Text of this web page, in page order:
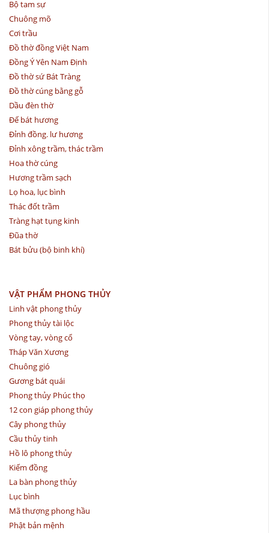
Bộ tam sự
Chuông mõ
Cơi trầu
Đồ thờ đồng Việt Nam
Đồng Ý Yên Nam Định
Đồ thờ sứ Bát Tràng
Đồ thờ cúng bằng gỗ
Dầu đèn thờ
Đế bát hương
Đỉnh đồng. lư hương
Đỉnh xông trầm, thác trầm
Hoa thờ cúng
Hương trầm sạch
Lọ hoa, lục bình
Thác đốt trầm
Tràng hạt tụng kinh
Đũa thờ
Bát bửu (bộ binh khí)
VẬT PHẨM PHONG THỦY
Linh vật phong thủy
Phong thủy tài lộc
Vòng tay, vòng cổ
Tháp Văn Xương
Chuông gió
Gương bát quái
Phong thủy Phúc thọ
12 con giáp phong thủy
Cây phong thủy
Cầu thủy tinh
Hồ lô phong thủy
Kiếm đồng
La bàn phong thủy
Lục bình
Mã thượng phong hầu
Phật bản mệnh